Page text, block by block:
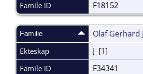
Famile ID F18152
Familie Olaf Gerhard
Ekteskap J [1]
Famile ID F34341